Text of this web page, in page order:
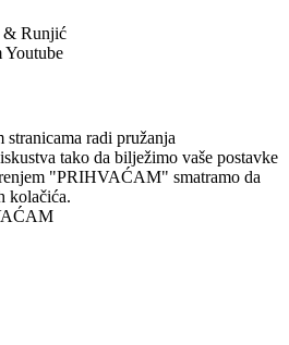
& Runjić
Youtube
radi pružanja
tako da bilježimo vaše postavke
"PRIHVAĆAM" smatramo da
kolačića.